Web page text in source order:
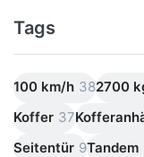
Tags
100 km/h 382700
Koffer 37
Seitentür 9Tandem